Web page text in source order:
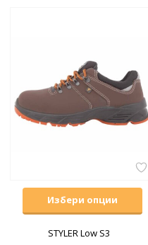
Избери опции
STYLER Low S3